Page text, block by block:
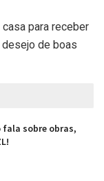
para receber
de boas
fala sobre obras,